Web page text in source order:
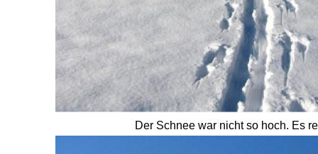
Der Schnee war nicht so hoch. Es